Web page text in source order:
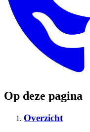
Op deze pagina
Overzicht